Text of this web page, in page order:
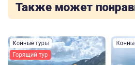
Также может
Конные туры
Горящий тур